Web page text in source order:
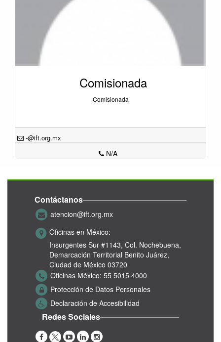
Comisionada
Comisionada
-@ift.org.mx
N/A
Contáctanos
atencion@ift.org.mx
Oficinas en México:
Insurgentes Sur #1143, Col. Nochebuena,
Demarcación Territorial Benito Juárez,
Ciudad de México 03720
Oficinas México: 55 5015 4000
Protección de Datos Personales
Declaración de Accesibilidad
Redes Sociales